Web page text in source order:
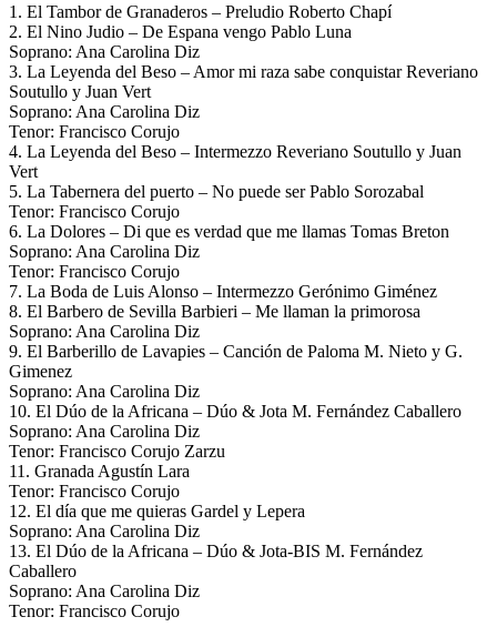
1. El Tambor de Granaderos ‒ Preludio Roberto Chapí
2. El Nino Judio ‒ De Espana vengo Pablo Luna
Soprano: Ana Carolina Diz
3. La Leyenda del Beso ‒ Amor mi raza sabe conquistar Reveriano
Soutullo y Juan Vert
Soprano: Ana Carolina Diz
Tenor: Francisco Corujo
4. La Leyenda del Beso ‒ Intermezzo Reveriano Soutullo y Juan
Vert
5. La Tabernera del puerto ‒ No puede ser Pablo Sorozabal
Tenor: Francisco Corujo
6. La Dolores ‒ Di que es verdad que me llamas Tomas Breton
Soprano: Ana Carolina Diz
Tenor: Francisco Corujo
7. La Boda de Luis Alonso ‒ Intermezzo Gerónimo Giménez
8. El Barbero de Sevilla Barbieri ‒ Me llaman la primorosa
Soprano: Ana Carolina Diz
9. El Barberillo de Lavapies ‒ Canción de Paloma M. Nieto y G.
Gimenez
Soprano: Ana Carolina Diz
10. El Dúo de la Africana ‒ Dúo & Jota M. Fernández Caballero
Soprano: Ana Carolina Diz
Tenor: Francisco Corujo Zarzu
11. Granada Agustín Lara
Tenor: Francisco Corujo
12. El día que me quieras Gardel y Lepera
Soprano: Ana Carolina Diz
13. El Dúo de la Africana ‒ Dúo & Jota-BIS M. Fernández
Caballero
Soprano: Ana Carolina Diz
Tenor: Francisco Corujo